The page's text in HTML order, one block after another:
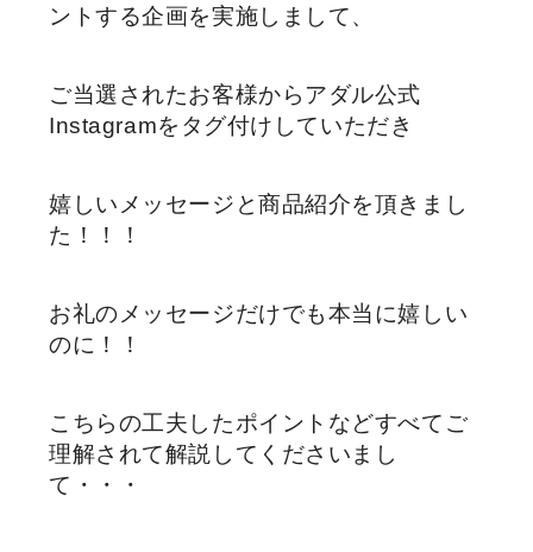
ントする企画を実施しまして、
ご当選されたお客様からアダル公式
Instagramをタグ付けしていただき
嬉しいメッセージと商品紹介を頂きまし
た！！！
お礼のメッセージだけでも本当に嬉しい
のに！！
こちらの工夫したポイントなどすべてご
理解されて解説してくださいまし
て・・・